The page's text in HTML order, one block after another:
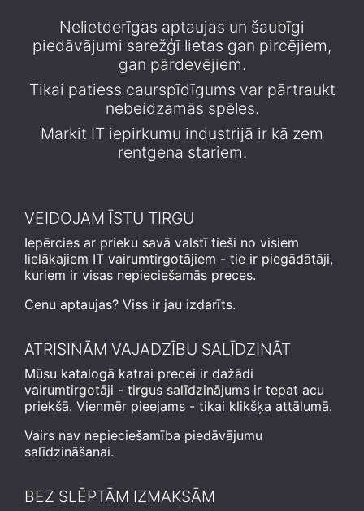
Nelietderīgas aptaujas un šaubīgi
piedāvājumi sarežģī lietas gan pircējiem,
gan pārdevējiem.
Tikai patiess caurspīdīgums var pārtraukt
nebeidzamās spēles.
Markit IT iepirkumu industrijā ir kā zem
rentgena stariem.
VEIDOJAM ĪSTU TIRGU
Iepērcies ar prieku savā valstī tieši no visiem
lielākajiem IT vairumtirgotājiem - tie ir piegādātāji,
kuriem ir visas nepieciešamās preces.
Cenu aptaujas? Viss ir jau izdarīts.
ATRISINĀM VAJADZĪBU SALĪDZINĀT
Mūsu katalogā katrai precei ir dažādi
vairumtirgotāji - tirgus salīdzinājums ir tepat acu
priekšā. Vienmēr pieejams - tikai klikšķa attālumā.
Vairs nav nepieciešamība piedāvājumu
salīdzināšanai.
BEZ SLĒPTĀM IZMAKSĀM